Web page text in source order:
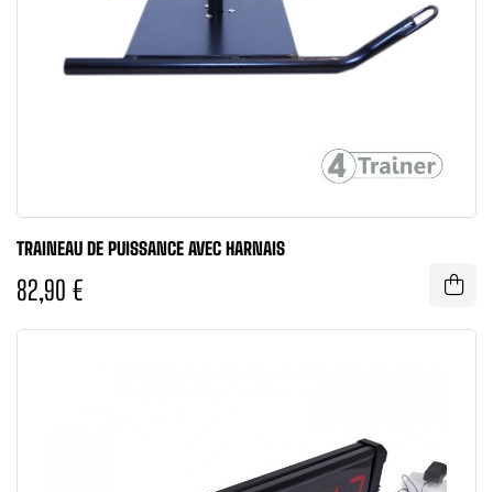
TRAINEAU DE PUISSANCE AVEC HARNAIS
82,90 €